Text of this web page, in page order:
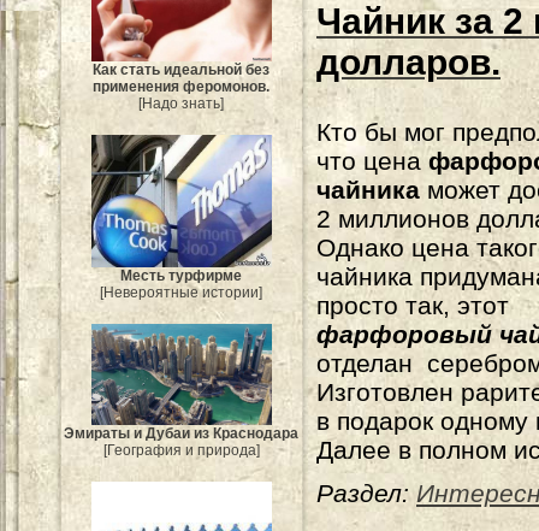
Как стать идеальной без
применения феромонов.
[Надо знать]
Месть турфирме
[Невероятные истории]
Эмираты и Дубаи из Краснодара
[География и природа]
Чайник за
долларов.
Кто бы мог
что цена
чайника может
2 миллионов
Однако цена
чайника
просто так, этот
фарфоровый
отделан
Изготовлен
в подарок одному
Далее в полном
Раздел: